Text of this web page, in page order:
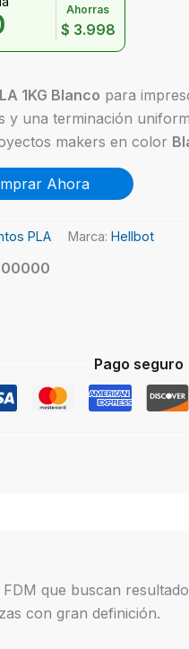
Ahorras
$ 3.998
1KG Blanco para
y una terminación
makers en color
Ahora
PLA Marca: Hellbot
Pago seguro
que buscan
con gran definición.